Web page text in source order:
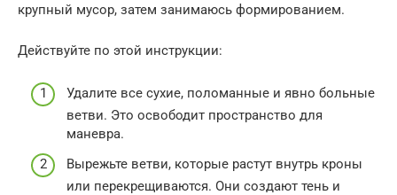
крупный мусор, затем занимаюсь формированием.
Действуйте по этой инструкции:
Удалите все сухие, поломанные и явно больные
ветви. Это освободит пространство для
маневра.
Вырежьте ветви, которые растут внутрь кроны
или перекрещиваются. Они создают тень и